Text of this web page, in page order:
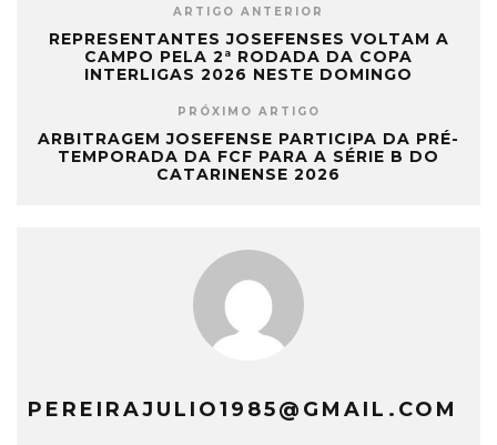
ARTIGO ANTERIOR
REPRESENTANTES JOSEFENSES VOLTAM A
CAMPO PELA 2ª RODADA DA COPA
INTERLIGAS 2026 NESTE DOMINGO
PRÓXIMO ARTIGO
ARBITRAGEM JOSEFENSE PARTICIPA DA PRÉ-
TEMPORADA DA FCF PARA A SÉRIE B DO
CATARINENSE 2026
PEREIRAJULIO1985@GMAIL.COM